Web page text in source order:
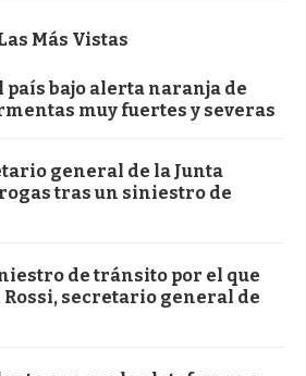
Más Vistas
país bajo alerta naranja de
muy fuertes y severas
general de la Junta
tras un siniestro de
de tránsito por el que
secretario general de